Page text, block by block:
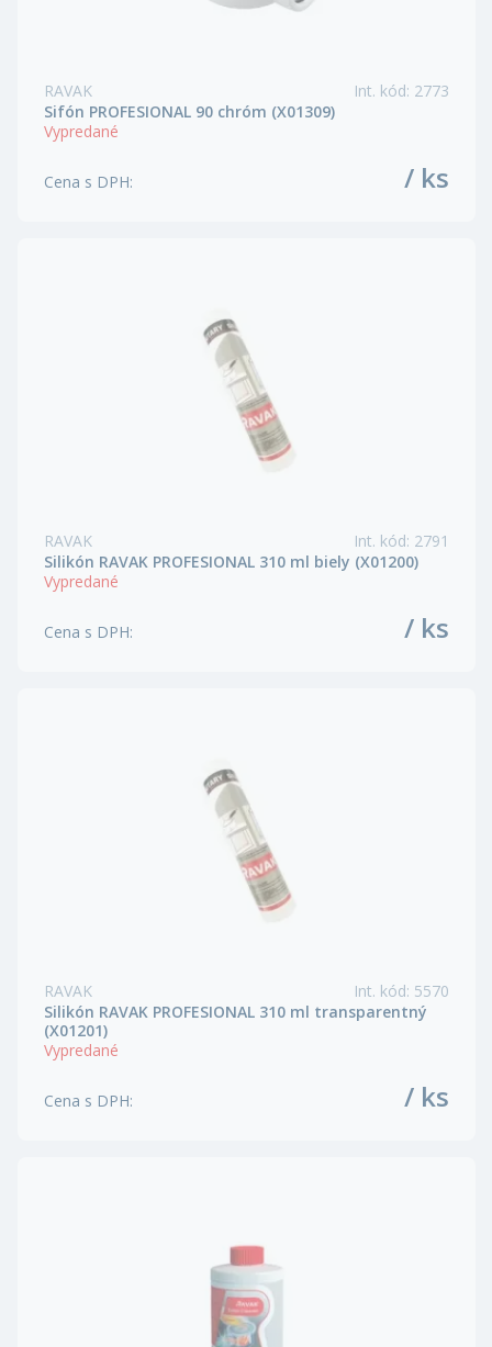
RAVAK Int. kód: 2773
Sifón PROFESIONAL 90 chróm (X01309)
Vypredané
Cena s DPH: / ks
RAVAK Int. kód: 2791
Silikón RAVAK PROFESIONAL 310 ml biely (X01200)
Vypredané
Cena s DPH: / ks
RAVAK Int. kód: 5570
Silikón RAVAK PROFESIONAL 310 ml transparentný
(X01201)
Vypredané
Cena s DPH: / ks